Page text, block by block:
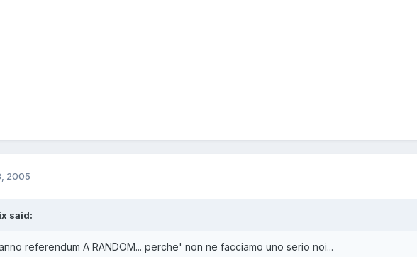
2005
said:
referendum A RANDOM... perche' non ne facciamo uno serio noi...